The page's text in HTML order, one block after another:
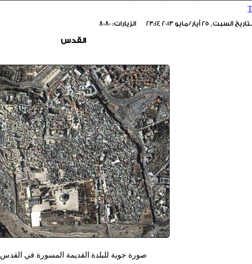
include_once(/home/foraqsa/public_html/administrator/
/home/foraqsa/public_html/
'/home/foraqsa/public_html/administrator/
25 أيار/مايو 2013 23:14 الزيارات: 8080
القدس
صورة جوية للبلدة القديمة المسورة في القدس